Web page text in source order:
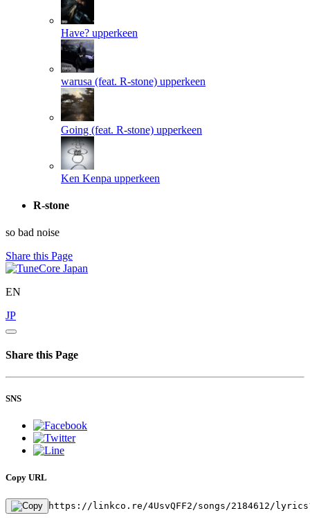
Have? upperkeen
warusa (feat. R-stone) upperkeen
Going (feat. R-stone) upperkeen
Ken Kenpa upperkeen
R-stone
so bad noise
Share this Page
EN
JP
Share this Page
SNS
Copy URL
https://linkco.re/4UsvQFF2/songs/2184612/